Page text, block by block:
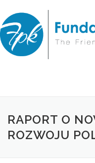
treści
O NAS WYDARZENIA
RAPORT O
ROZWOJU